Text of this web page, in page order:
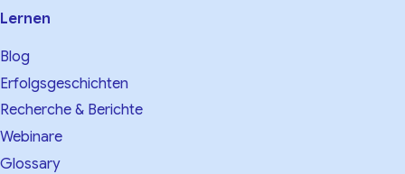
Lernen
Blog
Erfolgsgeschichten
Recherche & Berichte
Webinare
Glossary